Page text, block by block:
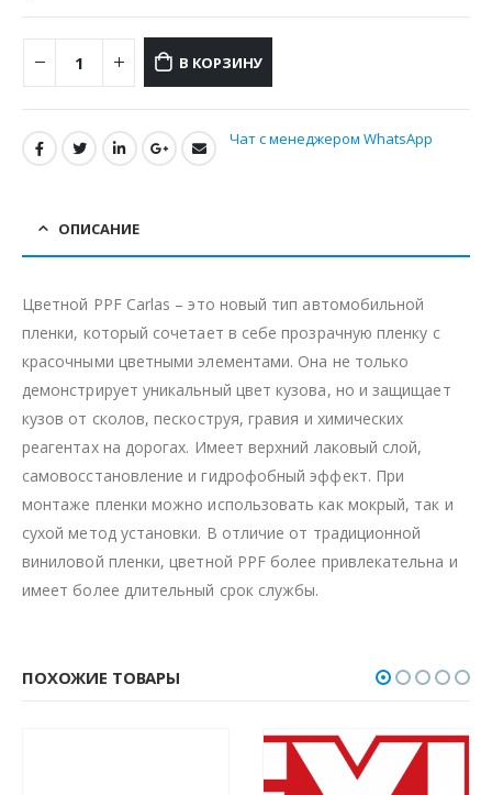
В КОРЗИНУ
Чат с менеджером WhatsApp
ОПИСАНИЕ
Цветной PPF Carlas – это новый тип автомобильной
пленки, который сочетает в себе прозрачную пленку с
красочными цветными элементами. Она не только
демонстрирует уникальный цвет кузова, но и защищает
кузов от сколов, пескоструя, гравия и химических
реагентах на дорогах. Имеет верхний лаковый слой,
самовосстановление и гидрофобный эффект. При
монтаже пленки можно использовать как мокрый, так и
сухой метод установки. В отличие от традиционной
виниловой пленки, цветной PPF более привлекательна и
имеет более длительный срок службы.
ПОХОЖИЕ ТОВАРЫ